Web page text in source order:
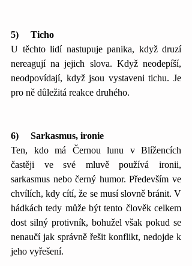
5)     Ticho
U těchto lidí nastupuje panika, když druzí
nereagují na jejich slova. Když neodepíší,
neodpovídají, když jsou vystaveni tichu. Je
pro ně důležitá reakce druhého.
6)     Sarkasmus, ironie
Ten, kdo má Černou lunu v Blížencích
častěji ve své mluvě používá ironii,
sarkasmus nebo černý humor. Především ve
chvílích, kdy cítí, že se musí slovně bránit. V
hádkách tedy může být tento člověk celkem
dost silný protivník, bohužel však pokud se
nenaučí jak správně řešit konflikt, nedojde k
jeho vyřešení.